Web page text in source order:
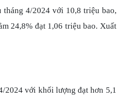
tháng 4/2024 với 10,8 triệu bao,
24,8% đạt 1,06 triệu bao. Xuất
2024 với khối lượng đạt hơn 5,1